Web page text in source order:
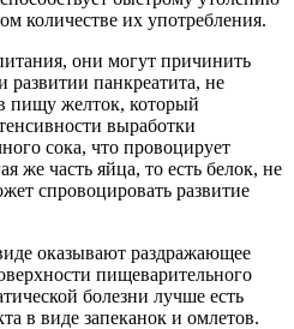
количестве их употребления.
они могут причинить
развитии панкреатита, не
пищу желток, который
выработки
сока, что провоцирует
же часть яйца, то есть белок, не
спровоцировать развитие
оказывают раздражающее
пищеварительного
болезни лучше есть
в виде запеканок и омлетов.